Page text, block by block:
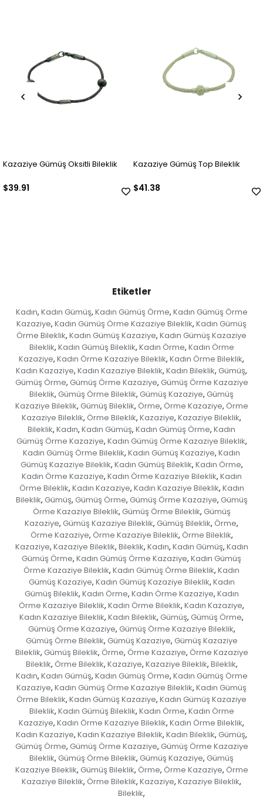
Kazaziye Gümüş Top Bileklik
Kazaziye Gümüş Oksitli
Etiketler
Kadın, Kadın Gümüş, Kadın Gümüş Örme, Kadın Gümüş Örme
Kazaziye, Kadın Gümüş Örme Kazaziye Bileklik, Kadın Gümüş
Örme Bileklik, Kadın Gümüş Kazaziye, Kadın Gümüş Kazaziye
Bileklik, Kadın Gümüş Bileklik, Kadın Örme, Kadın Örme
Kazaziye, Kadın Örme Kazaziye Bileklik, Kadın Örme Bileklik,
Kadın Kazaziye, Kadın Kazaziye Bileklik, Kadın Bileklik, Gümüş,
Gümüş Örme, Gümüş Örme Kazaziye, Gümüş Örme Kazaziye
Bileklik, Gümüş Örme Bileklik, Gümüş Kazaziye, Gümüş
Kazaziye Bileklik, Gümüş Bileklik, Örme, Örme Kazaziye, Örme
Kazaziye Bileklik, Örme Bileklik, Kazaziye, Kazaziye Bileklik,
Bileklik, Kadın, Kadın Gümüş, Kadın Gümüş Örme, Kadın
Gümüş Örme Kazaziye, Kadın Gümüş Örme Kazaziye Bileklik,
Kadın Gümüş Örme Bileklik, Kadın Gümüş Kazaziye, Kadın
Gümüş Kazaziye Bileklik, Kadın Gümüş Bileklik, Kadın Örme,
Kadın Örme Kazaziye, Kadın Örme Kazaziye Bileklik, Kadın
Örme Bileklik, Kadın Kazaziye, Kadın Kazaziye Bileklik, Kadın
Bileklik, Gümüş, Gümüş Örme, Gümüş Örme Kazaziye, Gümüş
Örme Kazaziye Bileklik, Gümüş Örme Bileklik, Gümüş
Kazaziye, Gümüş Kazaziye Bileklik, Gümüş Bileklik, Örme,
Örme Kazaziye, Örme Kazaziye Bileklik, Örme Bileklik,
Kazaziye, Kazaziye Bileklik, Bileklik, Kadın, Kadın Gümüş, Kadın
Gümüş Örme, Kadın Gümüş Örme Kazaziye, Kadın Gümüş
Örme Kazaziye Bileklik, Kadın Gümüş Örme Bileklik, Kadın
Gümüş Kazaziye, Kadın Gümüş Kazaziye Bileklik, Kadın
Gümüş Bileklik, Kadın Örme, Kadın Örme Kazaziye, Kadın
Örme Kazaziye Bileklik, Kadın Örme Bileklik, Kadın Kazaziye,
Kadın Kazaziye Bileklik, Kadın Bileklik, Gümüş, Gümüş Örme,
Gümüş Örme Kazaziye, Gümüş Örme Kazaziye Bileklik,
Gümüş Örme Bileklik, Gümüş Kazaziye, Gümüş Kazaziye
Bileklik, Gümüş Bileklik, Örme, Örme Kazaziye, Örme Kazaziye
Bileklik, Örme Bileklik, Kazaziye, Kazaziye Bileklik, Bileklik,
Kadın, Kadın Gümüş, Kadın Gümüş Örme, Kadın Gümüş Örme
Kazaziye, Kadın Gümüş Örme Kazaziye Bileklik, Kadın Gümüş
Örme Bileklik, Kadın Gümüş Kazaziye, Kadın Gümüş Kazaziye
Bileklik, Kadın Gümüş Bileklik, Kadın Örme, Kadın Örme
Kazaziye, Kadın Örme Kazaziye Bileklik, Kadın Örme Bileklik,
Kadın Kazaziye, Kadın Kazaziye Bileklik, Kadın Bileklik, Gümüş,
Gümüş Örme, Gümüş Örme Kazaziye, Gümüş Örme Kazaziye
Bileklik, Gümüş Örme Bileklik, Gümüş Kazaziye, Gümüş
Kazaziye Bileklik, Gümüş Bileklik, Örme, Örme Kazaziye, Örme
Kazaziye Bileklik, Örme Bileklik, Kazaziye, Kazaziye Bileklik,
Bileklik,